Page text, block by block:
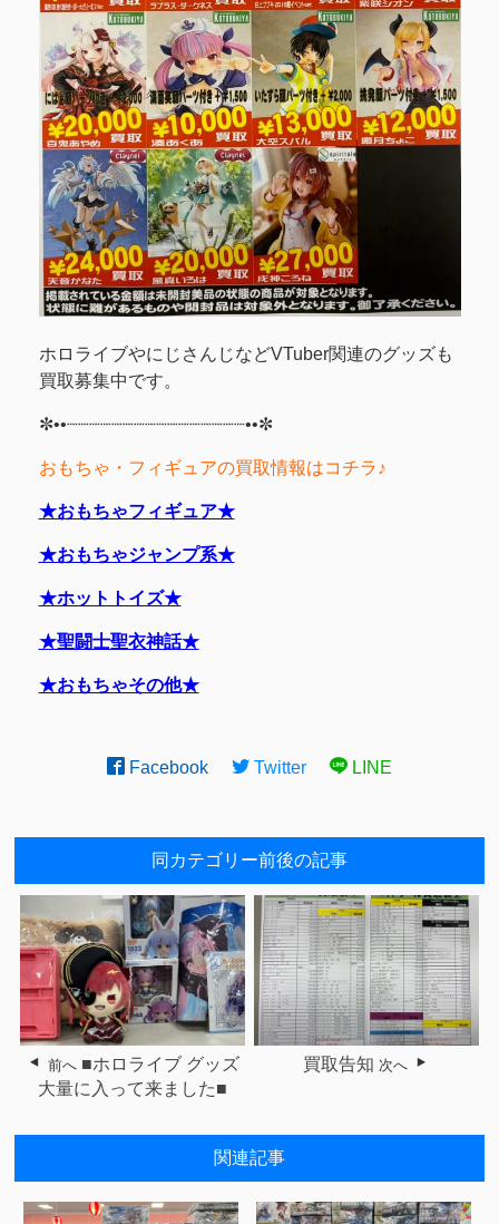
ホロライブやにじさんじなどVTuber関連のグッズも
買取募集中です。
✼••┈┈┈┈┈┈┈┈┈┈┈┈┈┈┈┈••✼
おもちゃ・フィギュアの買取情報はコチラ♪
★おもちゃフィギュア★
★おもちゃジャンプ系★
★ホットトイズ★
★聖闘士聖衣神話★
★おもちゃその他★
Facebook Twitter LINE
同カテゴリー前後の記事
前へ ■ホロライブ グッズ
大量に入って来ました■
買取告知 次へ
関連記事